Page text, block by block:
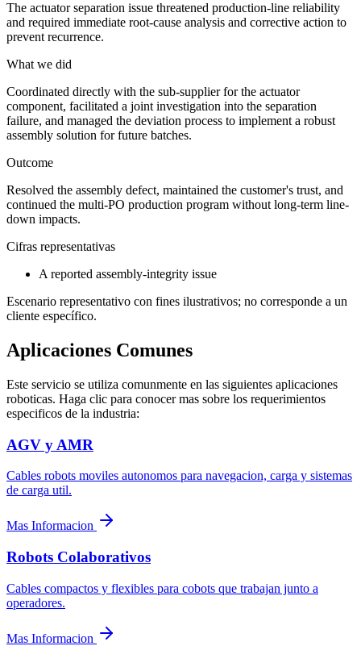
The actuator separation issue threatened production-line reliability
and required immediate root-cause analysis and corrective action to
prevent recurrence.
What we did
Coordinated directly with the sub-supplier for the actuator
component, facilitated a joint investigation into the separation
failure, and managed the deviation process to implement a robust
assembly solution for future batches.
Outcome
Resolved the assembly defect, maintained the customer's trust, and
continued the multi-PO production program without long-term line-
down impacts.
Cifras representativas
A reported assembly-integrity issue
Escenario representativo con fines ilustrativos; no corresponde a un
cliente específico.
Aplicaciones Comunes
Este servicio se utiliza comunmente en las siguientes aplicaciones
roboticas. Haga clic para conocer mas sobre los requerimientos
especificos de la industria:
AGV y AMR
Cables robots moviles autonomos para navegacion, carga y sistemas
de carga util.
Mas Informacion
Robots Colaborativos
Cables compactos y flexibles para cobots que trabajan junto a
operadores.
Mas Informacion